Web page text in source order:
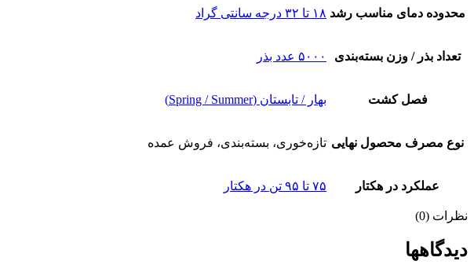
محدوده دمای مناسب رشد ۱۸ تا ۳۲ درجه سانتی گراد
تعداد بذر / وزن بسته‌بندی ۵۰۰۰ عدد بذر
فصل کشت بهار / تابستان (Spring / Summer)
نوع مصرف محصول نهایی تازه‌خوری، بسته‌بندی، فروش عمده
عملکرد در هکتار ۷۵ تا ۹۵ تن در هکتار
نظرات (0)
دیدگاهها